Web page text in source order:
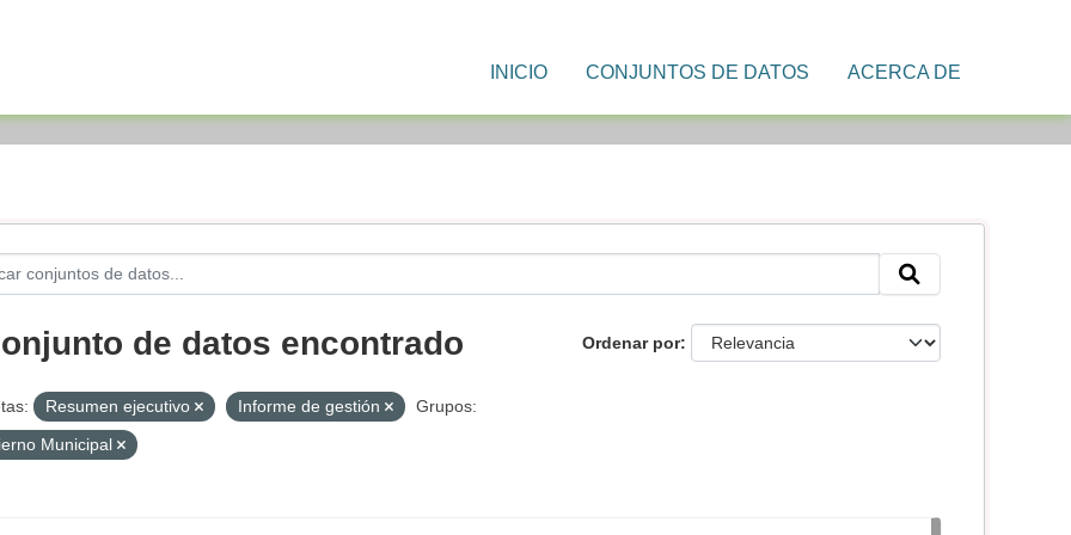
INICIO CONJUNTOS DE DATOS ACERCA DE
Ordenar por
de datos encontrado
Resumen ejecutivo Informe de gestión
Grupos:
Municipal